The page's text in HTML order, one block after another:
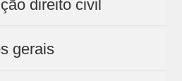
direito civil
gerais